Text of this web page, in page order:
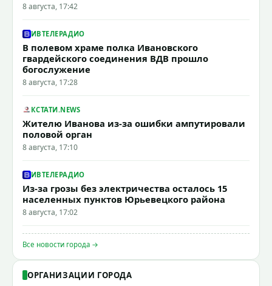
8 августа, 17:42
ИВТЕЛЕРАДИО
В полевом храме полка Ивановского
гвардейского соединения ВДВ прошло
богослужение
8 августа, 17:28
КСТАТИ.NEWS
Жителю Иванова из-за ошибки ампутировали
половой орган
8 августа, 17:10
ИВТЕЛЕРАДИО
Из-за грозы без электричества осталось 15
населенных пунктов Юрьевецкого района
8 августа, 17:02
Все новости города →
ОРГАНИЗАЦИИ ГОРОДА